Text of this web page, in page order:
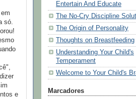
só.
e
Entertain And Educate
The No-Cry Discipline
The Origin of Personality
Thoughts on Breastfeeding
Understanding Your Child's
Temperament
Welcome to Your Child's
Marcadores